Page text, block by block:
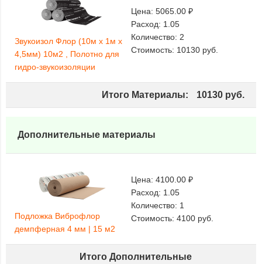
Звукоизол Флор (10м х 1м х
4,5мм) 10м2 , Полотно для
гидро-звукоизоляции
Цена: 5065.00 ₽
Расход: 1.05
Количество: 2
Стоимость: 10130 руб.
Итого Материалы: 10130 руб.
Дополнительные материалы
Подложка Виброфлор
демпферная 4 мм | 15 м2
Цена: 4100.00 ₽
Расход: 1.05
Количество: 1
Стоимость: 4100 руб.
Итого Дополнительные